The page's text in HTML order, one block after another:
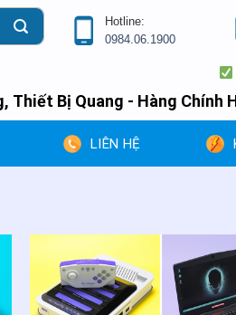
Hotline:
0984.06.1900
Thiết Bị Quang - Hàng Chính
LIÊN HỆ